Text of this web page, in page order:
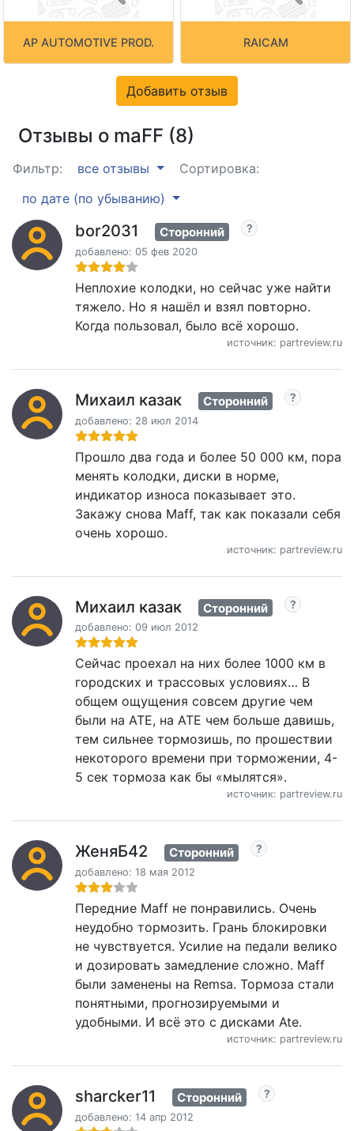
AP AUTOMOTIVE PROD. RAICAM
Добавить отзыв
Отзывы о maFF (8)
Фильтр: все отзывы
Сортировка:
по дате (по убыванию)
bor2031 Сторонний
добавлено: 05 фев 2020
Неплохие колодки, но сейчас уже найти
тяжело. Но я нашёл и взял повторно.
Когда пользовал, было всё хорошо.
источник: partreview.ru
Михаил казак Сторонний
добавлено: 28 июл 2014
Прошло два года и более 50 000 км, пора
менять колодки, диски в норме,
индикатор износа показывает это.
Закажу снова Maff, так как показали себя
очень хорошо.
источник: partreview.ru
Михаил казак Сторонний
добавлено: 09 июл 2012
Сейчас проехал на них более 1000 км в
городских и трассовых условиях… В
общем ощущения совсем другие чем
были на АТЕ, на АТЕ чем больше давишь,
тем сильнее тормозишь, по прошествии
некоторого времени при торможении, 4-
5 сек тормоза как бы «мылятся».
источник: partreview.ru
ЖеняБ42 Сторонний
добавлено: 18 мая 2012
Передние Maff не понравились. Очень
неудобно тормозить. Грань блокировки
не чувствуется. Усилие на педали велико
и дозировать замедление сложно. Maff
были заменены на Remsa. Тормоза стали
понятными, прогнозируемыми и
удобными. И всё это с дисками Ate.
источник: partreview.ru
sharcker11 Сторонний
добавлено: 14 апр 2012